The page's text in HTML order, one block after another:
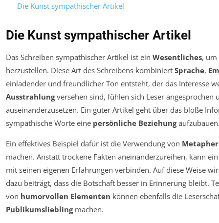
Die Kunst sympathischer Artikel
Die Kunst sympathischer Artikel
Das Schreiben sympathischer Artikel ist ein Wesentliches,
herzustellen. Diese Art des Schreibens kombiniert Sprache,
einladender und freundlicher Ton entsteht, der das Interesse
Ausstrahlungversehen sind, fühlen sich Leser angesprochen
auseinanderzusetzen. Ein guter Artikel geht über das bloße
sympathische Worte eine persönliche Beziehung
Ein effektives Beispiel dafür ist die Verwendung von
machen. Anstatt trockene Fakten aneinanderzureihen, kann
mit seinen eigenen Erfahrungen verbinden. Auf diese Weise
dazu beiträgt, dass die Botschaft besser in Erinnerung bleibt.
von humorvollen Elementen können ebenfalls die
Publikumslieblingmachen.